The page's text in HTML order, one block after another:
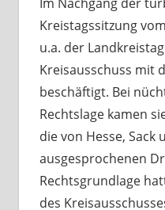
Im Nachgang der
Kreistagssitzung
u.a. der
Kreisausschuss mit
beschäftigt. Bei
Rechtslage kamen
die von Hesse, Sack
ausgesprochenen
Rechtsgrundlage
des